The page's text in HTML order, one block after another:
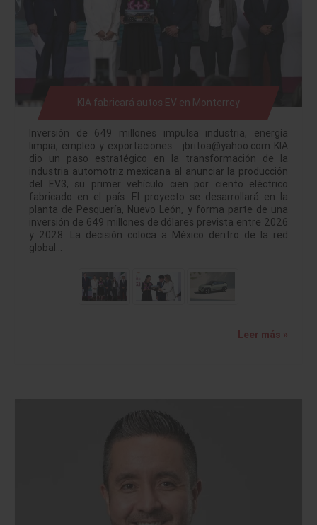
KIA fabricará autos EV en Monterrey
Inversión de 649 millones impulsa industria, energía
limpia, empleo y exportaciones jbritoa@yahoo.com KIA
dio un paso estratégico en la transformación de la
industria automotriz mexicana al anunciar la producción
del EV3, su primer vehículo cien por ciento eléctrico
fabricado en el país. El proyecto se desarrollará en la
planta de Pesquería, Nuevo León, y forma parte de una
inversión de 649 millones de dólares prevista entre 2026
y 2028. La decisión coloca a México dentro de la red
global…
Leer más »